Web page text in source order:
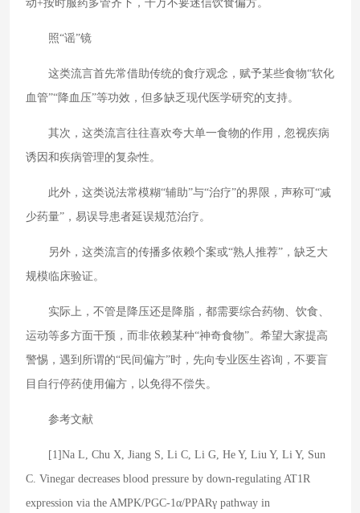
动+按时服药多管齐下，千万不要迷信饮食偏方。
照“谣”镜
这类流言首先常借助传统的食疗观念，赋予某些食物“软化
血管”“降血压”等功效，但多缺乏现代医学研究的支持。
其次，这类流言往往喜欢夸大单一食物的作用，忽视疾病
诱因和疾病管理的复杂性。
此外，这类说法常模糊“辅助”与“治疗”的界限，声称可“减
少药量”，易误导患者延误规范治疗。
另外，这类流言的传播多依赖个案或“熟人推荐”，缺乏大
规模临床验证。
实际上，不管是降压还是降脂，都需要综合药物、饮食、
运动等多方面干预，而非依赖某种“神奇食物”。希望大家提高
警惕，遇到所谓的“民间偏方”时，先向专业医生咨询，不要盲
目自行停药使用偏方，以免得不偿失。
参考文献
[1]Na L, Chu X, Jiang S, Li C, Li G, He Y, Liu Y, Li Y, Sun
C. Vinegar decreases blood pressure by down-regulating AT1R
expression via the AMPK/PGC-1α/PPARγ pathway in